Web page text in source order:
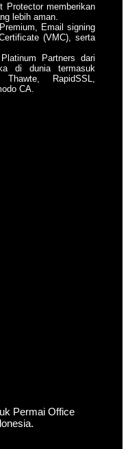
Protector memberikan
lebih aman.
Email signing
(VMC), serta
Partners dari
di dunia termasuk
RapidSSL,
CA.
Permai Office